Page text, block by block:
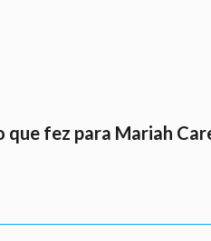
fez para Mariah